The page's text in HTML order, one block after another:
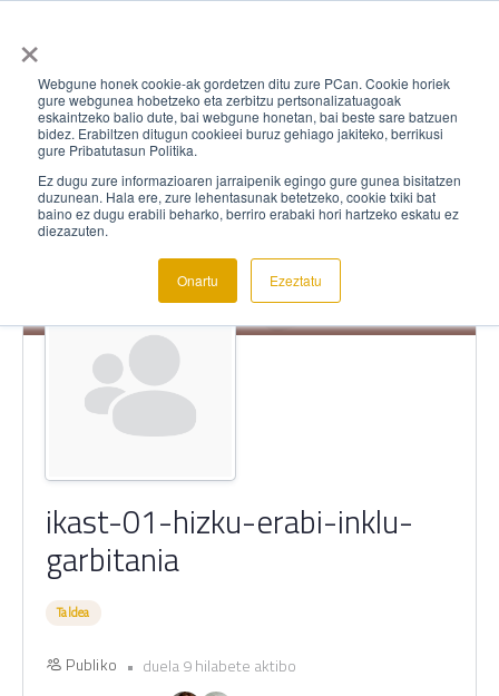
×
Webgune honek cookie-ak gordetzen ditu zure PCan. Cookie horiek
gure webgunea hobetzeko eta zerbitzu pertsonalizatuagoak
eskaintzeko balio dute, bai webgune honetan, bai beste sare batzuen
bidez. Erabiltzen ditugun cookieei buruz gehiago jakiteko, berrikusi
gure Pribatutasun Politika.
Ez dugu zure informazioaren jarraipenik egingo gure gunea bisitatzen
duzunean. Hala ere, zure lehentasunak betetzeko, cookie txiki bat
baino ez dugu erabili beharko, berriro erabaki hori hartzeko eskatu ez
diezazuten.
Onartu Ezeztatu
ikast-01-hizku-erabi-inklu-
garbitania
Taldea
Publiko
duela 9 hilabete aktibo